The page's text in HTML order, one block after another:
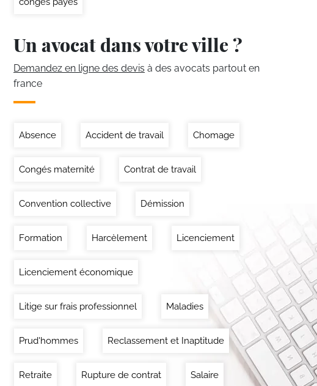
Un avocat dans votre ville ?
Demandez en ligne des devis à des avocats partout en
france
Absence Accident de travail Chomage
Congés maternité Contrat de travail
Convention collective Démission
Formation Harcèlement Licenciement
Licenciement économique
Litige sur frais professionnel Maladies
Prud'hommes Reclassement et Inaptitude
Retraite Rupture de contrat Salaire